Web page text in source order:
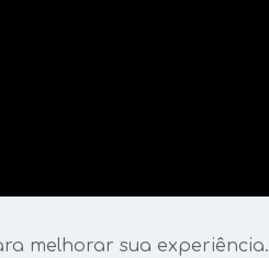
melhorar sua experiência.